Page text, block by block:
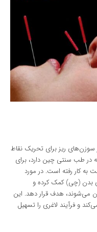
ریز برای تحریک نقاط
در طب سنتی چین دارد، برای
کار رفته است. در مورد
بدن (چی) کمک کرده و
می‌شوند، هدف قرار دهد. این
و فرآیند لاغری را تسهیل